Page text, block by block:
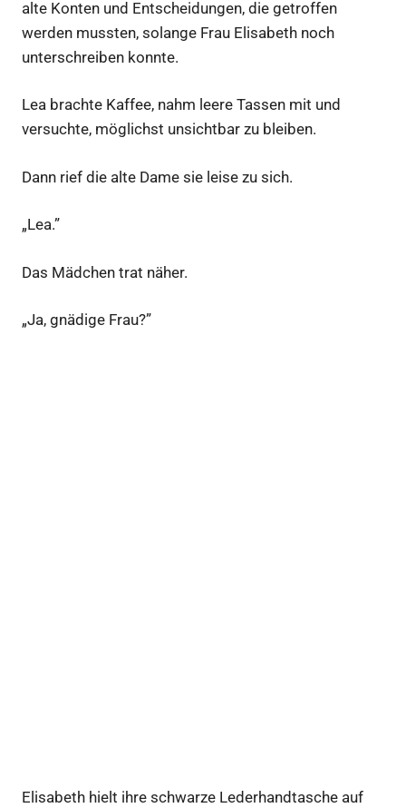
alte Konten und Entscheidungen, die getroffen
werden mussten, solange Frau Elisabeth noch
unterschreiben konnte.
Lea brachte Kaffee, nahm leere Tassen mit und
versuchte, möglichst unsichtbar zu bleiben.
Dann rief die alte Dame sie leise zu sich.
„Lea.”
Das Mädchen trat näher.
„Ja, gnädige Frau?”
Elisabeth hielt ihre schwarze Lederhandtasche auf